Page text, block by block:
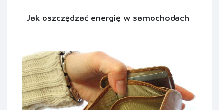
Jak oszczędzać energię w samochodach